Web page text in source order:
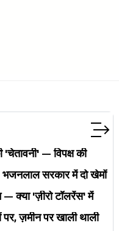
— विपक्ष की
बिखर रही है?सरकार में दो खेमों
क्या 'ज़ीरो टॉलरेंस' में
ज़मीन पर खाली थाली